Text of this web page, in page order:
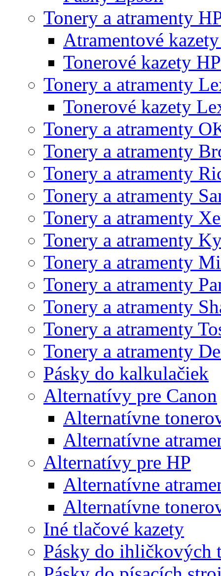
Tonery a atramenty
Atramentové
Tonerové kazety HP
Tonery a atramenty
Tonerové kazety
Tonery a atramenty
Tonery a atramenty
Tonery a atramenty
Tonery a atramenty
Tonery a atramenty
Tonery a atramenty
Tonery a atramenty
Tonery a atramenty
Tonery a atramenty
Tonery a atramenty
Tonery a atramenty
Pásky do kalkulačiek
Alternatívy pre Canon
Alternatívne
Alternatívne
Alternatívy pre HP
Alternatívne
Alternatívne
Iné tlačové kazety
Pásky do ihličkových